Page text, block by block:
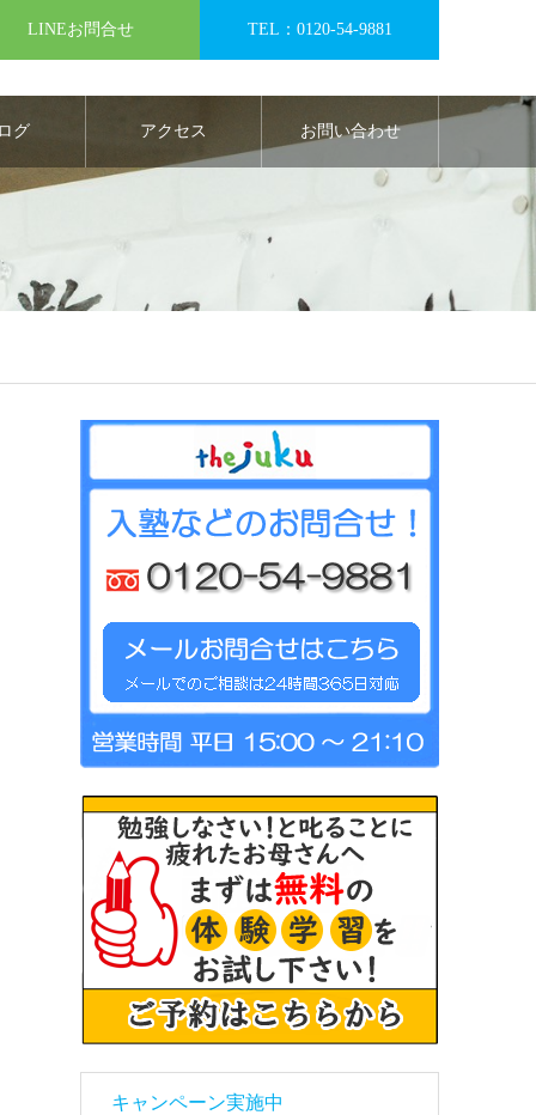
LINEお問合せ TEL：0120-54-9881
グ アクセス お問い合わせ
キャンペーン実施中